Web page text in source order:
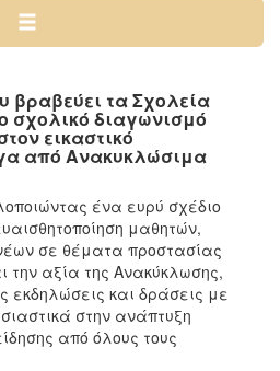
βραβεύει τα Σχολεία
σχολικό διαγωνισμό
εικαστικό
από Ανακυκλώσιμα
ένα ευρύ σχέδιο
μαθητών,
σε θέματα προστασίας
την αξία της Ανακύκλωσης,
εκδηλώσεις και δράσεις με
στην ανάπτυξη
από όλους τους